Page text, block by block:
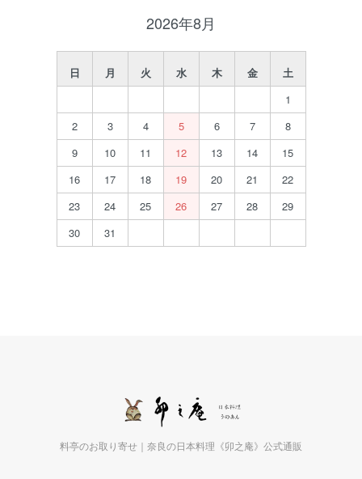
2026年8月
日 月 火 水 木 金
土
1
2
3 4 5 6 7
8
9
10 11 12 13 14
15
16
17 18 19 20 21
22
23
24 25 26 27 28
29
30
31
料亭のお取り寄せ｜奈良の日本料理《卯之庵》公式通販